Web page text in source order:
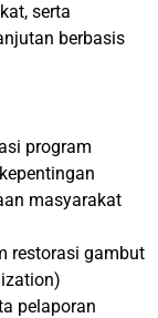
serta
berbasis
program
masyarakat
restorasi gambut
pelaporan